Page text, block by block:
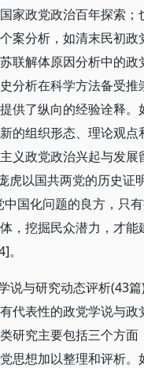
家政党政治百年探索；
案分析，如清末民初政
联解体原因分析中的政
分析在科学方法备受推
供了纵向的经验诠释。
的组织形态、理论观点
义政党政治兴起与发展
虎以国共两党的历史证
中国化问题的良方，只
，挖掘民众潜力，才能
说与研究动态评析(43
代表性的政党学说与政
研究主要包括三个方面
思想加以整理和评析。